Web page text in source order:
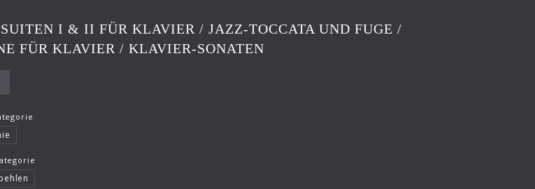
I & II FÜR KLAVIER / JAZZ-TOCCATA UND FUGE /
FÜR KLAVIER / KLAVIER-SONATEN